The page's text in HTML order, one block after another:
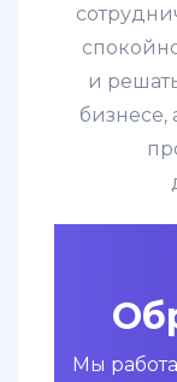
и
бизнесе,
Мы